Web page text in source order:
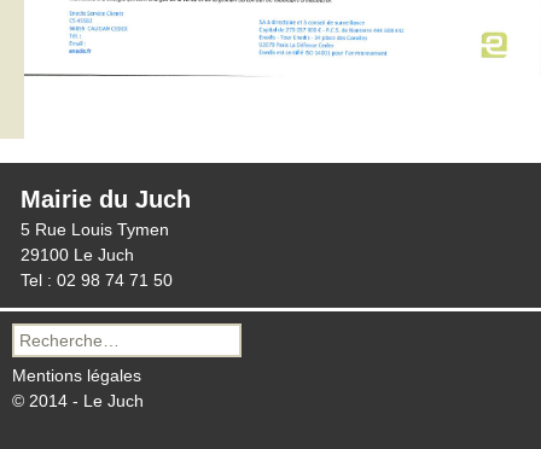
Mairie du Juch
5 Rue Louis Tymen
29100 Le Juch
Tel : 02 98 74 71 50
Recherche
pour :
Mentions légales
© 2014 - Le Juch